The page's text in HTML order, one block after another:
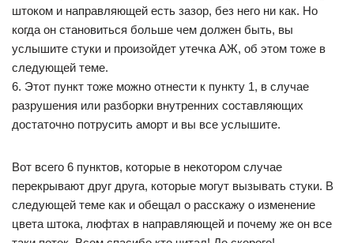
штоком и направляющей есть зазор, без него ни как. Но
когда он становиться больше чем должен быть, вы
услышите стуки и произойдет утечка АЖ, об этом тоже в
следующей теме.
6. Этот пункт тоже можно отнести к пункту 1, в случае
разрушения или разборки внутренних составляющих
достаточно потрусить аморт и вы все услышите.
Вот всего 6 пунктов, которые в некотором случае
перекрывают друг друга, которые могут вызывать стуки. В
следующей теме как и обещал о расскажу о изменение
цвета штока, люфтах в направляющей и почему же он все